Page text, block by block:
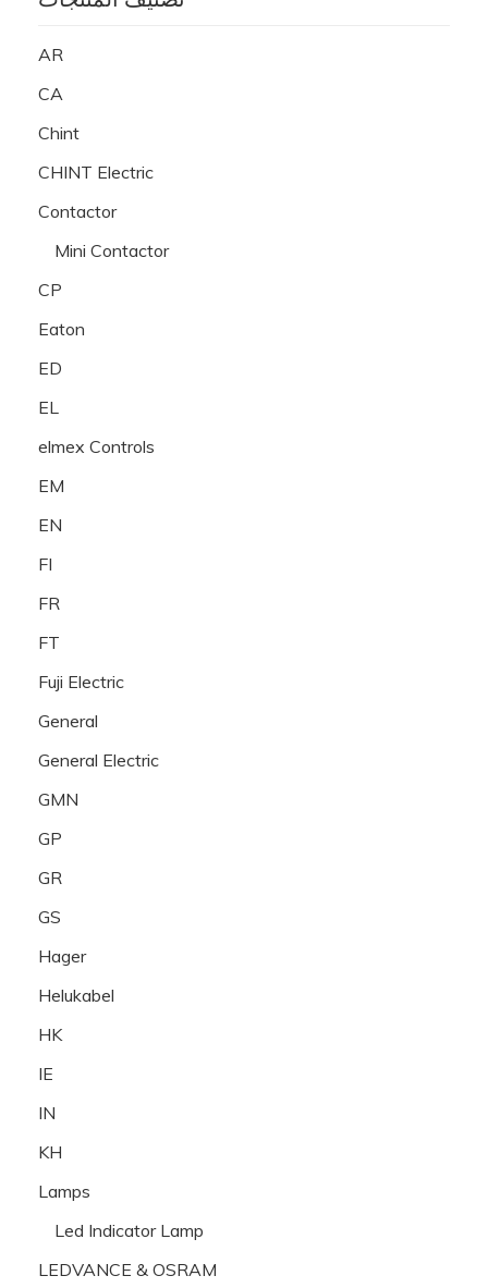
AR
CA
Chint
CHINT Electric
Contactor
Mini Contactor
CP
Eaton
ED
EL
elmex Controls
EM
EN
FI
FR
FT
Fuji Electric
General
General Electric
GMN
GP
GR
GS
Hager
Helukabel
HK
IE
IN
KH
Lamps
Led Indicator Lamp
LEDVANCE & OSRAM